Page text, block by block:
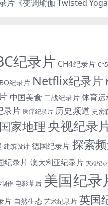
纪录片 CH4纪录片
纪录片 Netflix纪录片
中国美食 二战纪录片 体育运
录片 医疗纪录片 历史频道 史密
国家地理 央视纪录
建筑设计 德国纪录片 探索
纪录片 澳大利亚纪录片 灾难纪
作 电影幕后 美国纪录
片 自然生态 艺术纪录片 英国